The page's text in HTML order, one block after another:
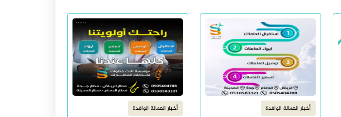
أخبار العمالة الوافدة أخبار العمالة الوافدة